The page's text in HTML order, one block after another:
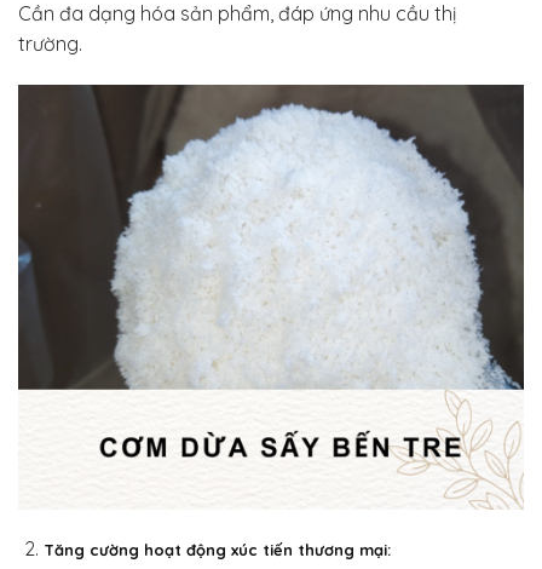
Cần đa dạng hóa sản phẩm, đáp ứng nhu cầu thị
trường.
Tăng cường hoạt động xúc tiến thương mại: